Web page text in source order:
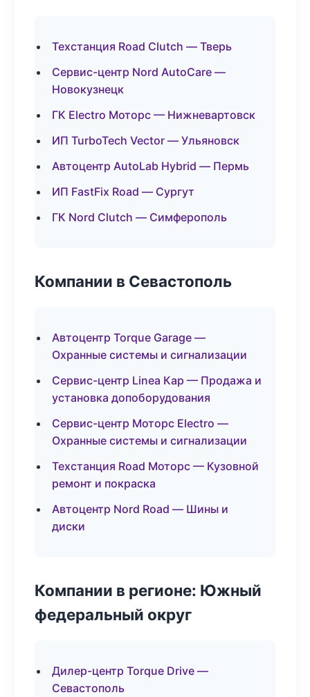
Техстанция Road Clutch — Тверь
Сервис-центр Nord AutoCare —
Новокузнецк
ГК Electro Моторс — Нижневартовск
ИП TurboTech Vector — Ульяновск
Автоцентр AutoLab Hybrid — Пермь
ИП FastFix Road — Сургут
ГК Nord Clutch — Симферополь
Компании в Севастополь
Автоцентр Torque Garage —
Охранные системы и сигнализации
Сервис-центр Linea Кар — Продажа и
установка допоборудования
Сервис-центр Моторс Electro —
Охранные системы и сигнализации
Техстанция Road Моторс — Кузовной
ремонт и покраска
Автоцентр Nord Road — Шины и
диски
Компании в регионе: Южный
федеральный округ
Дилер-центр Torque Drive —
Севастополь